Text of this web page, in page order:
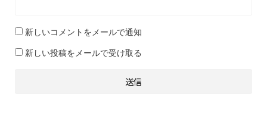
新しいコメントをメールで通知
新しい投稿をメールで受け取る